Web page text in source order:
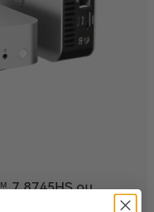
7 8745HS ou